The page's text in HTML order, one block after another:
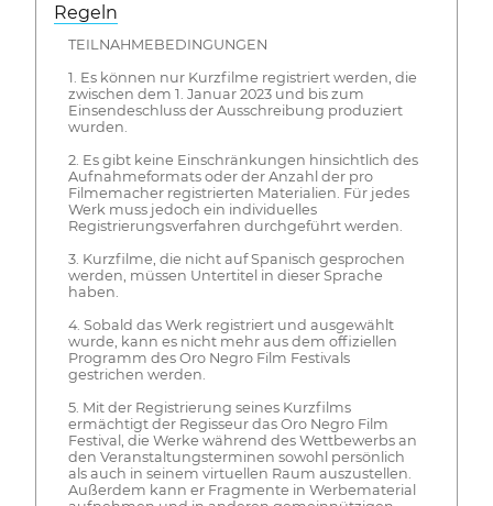
Regeln
TEILNAHMEBEDINGUNGEN
1. Es können nur Kurzfilme registriert werden, die
zwischen dem 1. Januar 2023 und bis zum
Einsendeschluss der Ausschreibung produziert
wurden.
2. Es gibt keine Einschränkungen hinsichtlich des
Aufnahmeformats oder der Anzahl der pro
Filmemacher registrierten Materialien. Für jedes
Werk muss jedoch ein individuelles
Registrierungsverfahren durchgeführt werden.
3. Kurzfilme, die nicht auf Spanisch gesprochen
werden, müssen Untertitel in dieser Sprache
haben.
4. Sobald das Werk registriert und ausgewählt
wurde, kann es nicht mehr aus dem offiziellen
Programm des Oro Negro Film Festivals
gestrichen werden.
5. Mit der Registrierung seines Kurzfilms
ermächtigt der Regisseur das Oro Negro Film
Festival, die Werke während des Wettbewerbs an
den Veranstaltungsterminen sowohl persönlich
als auch in seinem virtuellen Raum auszustellen.
Außerdem kann er Fragmente in Werbematerial